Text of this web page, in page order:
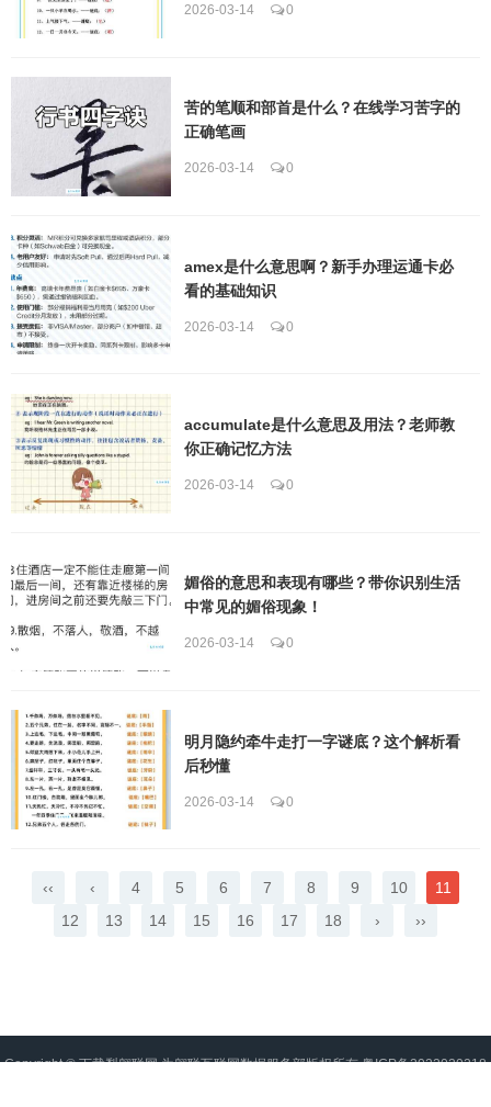
2026-03-14 0
苦的笔顺和部首是什么？在线学习苦字的
正确笔画
2026-03-14 0
amex是什么意思啊？新手办理运通卡必
看的基础知识
2026-03-14 0
accumulate是什么意思及用法？老师教
你正确记忆方法
2026-03-14 0
媚俗的意思和表现有哪些？带你识别生活
中常见的媚俗现象！
2026-03-14 0
明月隐约牵牛走打一字谜底？这个解析看
后秒懂
2026-03-14 0
‹‹ ‹ 4 5 6 7 8 9 10
11
12
13 14 15 16 17 18 › ››
Copyright ©下载梨翱联网为翱联互联网数据服务部版权所有粤ICP备2022020218